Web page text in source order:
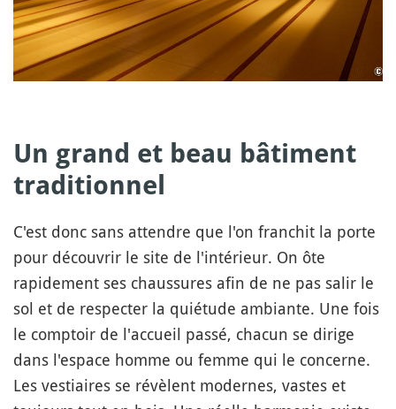
Un grand et beau bâtiment
traditionnel
C'est donc sans attendre que l'on franchit la porte
pour découvrir le site de l'intérieur. On ôte
rapidement ses chaussures afin de ne pas salir le
sol et de respecter la quiétude ambiante. Une fois
le comptoir de l'accueil passé, chacun se dirige
dans l'espace homme ou femme qui le concerne.
Les vestiaires se révèlent modernes, vastes et